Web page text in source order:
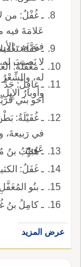
ـ غُفْلُ: من
عَلامَةَ فيه
فيه من
لا نَصيبَ
له،
وأوبارُ الإِبِلِ.
ـ غَفَّلَهُ
ـ مَغْفَلَةُ:
ـ غافِلٌ: جَدُّ
أخو بني
ـ غُفَيْلَةُ:
في رَبيعةَ،
عَويجٍ.
ـ هُبَيْبُ بنُ
ـ غَفَلُ:
ـ بنُو
ـ كامِلُ بنُ
عرض المزيد